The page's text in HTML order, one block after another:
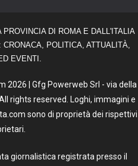
DI ROMA E DALL'ITALIA
POLITICA, ATTUALITÀ,
EVENTI.
| Gfg Powerweb Srl - via della
rights reserved. Loghi, immagini e
sono di proprietà dei rispettivi
giornalistica registrata presso il